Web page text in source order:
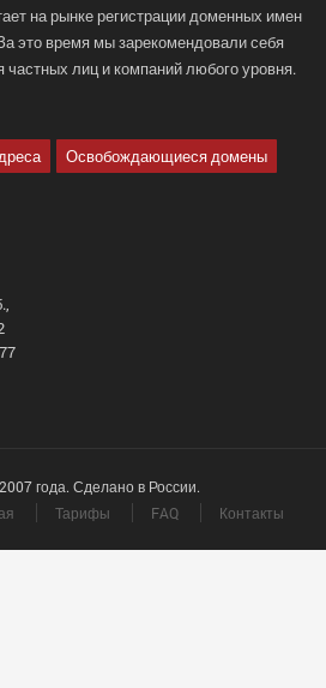
на рынке регистрации доменных имен
это время мы зарекомендовали себя
частных лиц и компаний любого уровня.
Освобождающиеся домены
года. Сделано в России.
Тарифы FAQ Контакты